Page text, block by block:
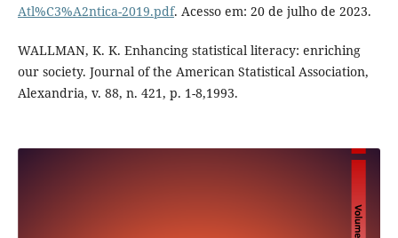
Atl%C3%A2ntica-2019.pdf. Acesso em: 20 de julho de 2023.
WALLMAN, K. K. Enhancing statistical literacy: enriching
our society. Journal of the American Statistical Association,
Alexandria, v. 88, n. 421, p. 1-8,1993.